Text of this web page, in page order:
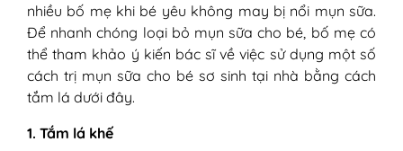
nhiều bố mẹ khi bé yêu không may bị nổi mụn sữa.
Để nhanh chóng loại bỏ mụn sữa cho bé, bố mẹ có
thể tham khảo ý kiến bác sĩ về việc sử dụng một số
cách trị mụn sữa cho bé sơ sinh tại nhà bằng cách
tắm lá dưới đây.
1. Tắm lá khế